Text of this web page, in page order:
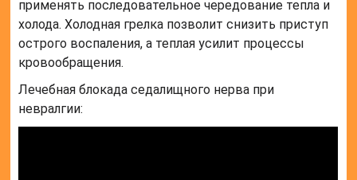
применять последовательное чередование тепла и
холода. Холодная грелка позволит снизить приступ
острого воспаления, а теплая усилит процессы
кровообращения.
Лечебная блокада седалищного нерва при
невралгии: